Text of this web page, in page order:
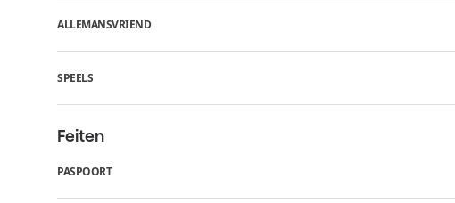
ALLEMANSVRIEND
SPEELS
Feiten
PASPOORT